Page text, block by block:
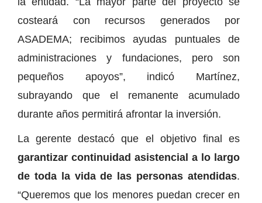
costeará con recursos generados por
ASADEMA; recibimos ayudas puntuales de
administraciones y fundaciones, pero son
pequeños apoyos”, indicó Martínez,
subrayando que el remanente acumulado
durante años permitirá afrontar la inversión.
La gerente destacó que el objetivo final es
garantizar continuidad asistencial a lo largo
de toda la vida de las personas atendidas.
“Queremos que los menores puedan crecer en